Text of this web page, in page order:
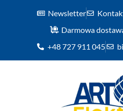
Newsletter
Darmowa
+48 727 911 045